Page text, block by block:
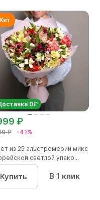
0₽
₽ -41%
₽
из 25 альстромерий микс
светлой упако...
Купить В 1 клик